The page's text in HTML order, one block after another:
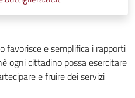
favorisce e semplifica i rapporti
ogni cittadino possa esercitare
e fruire dei servizi